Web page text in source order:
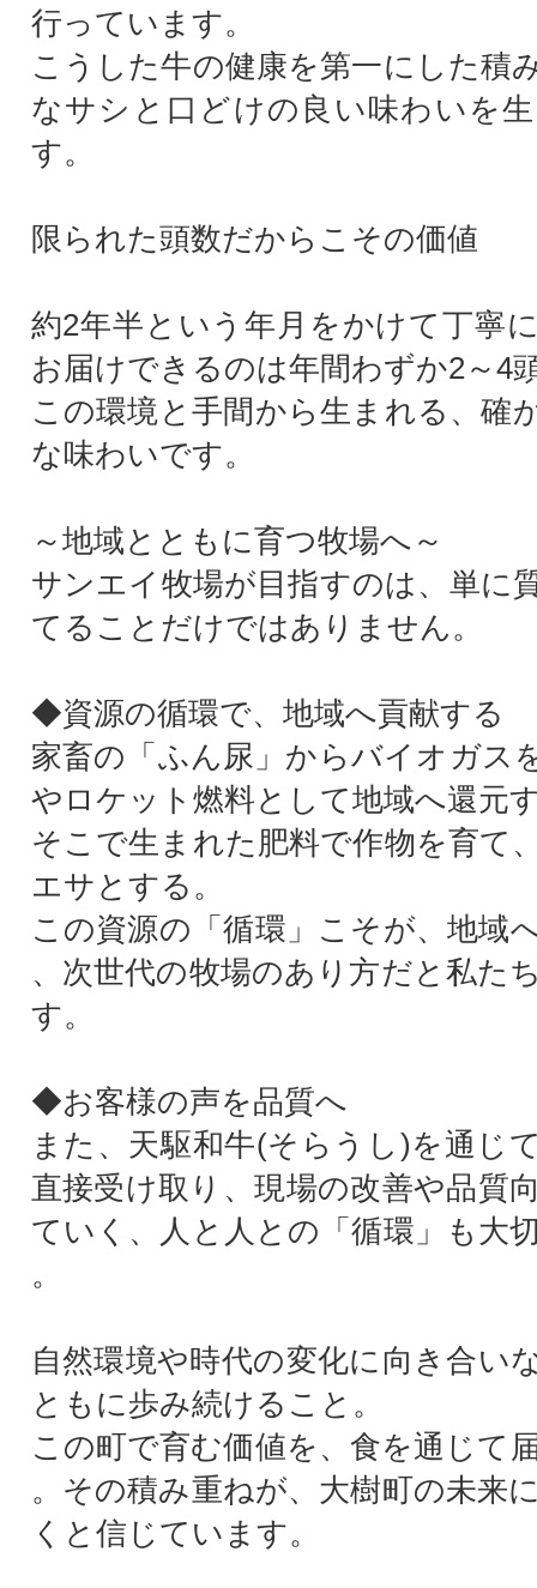
行っています。
こうした牛の健康を第一にした積
なサシと口どけの良い味わいを
す。
限られた頭数だからこその価値
約2年半という年月をかけて丁寧
お届けできるのは年間わずか2～4
この環境と手間から生まれる、確
な味わいです。
～地域とともに育つ牧場へ～
サンエイ牧場が目指すのは、単に
てることだけではありません。
◆資源の循環で、地域へ貢献する
家畜の「ふん尿」からバイオガス
やロケット燃料として地域へ還元
そこで生まれた肥料で作物を育て
エサとする。
この資源の「循環」こそが、地域
、次世代の牧場のあり方だと私た
す。
◆お客様の声を品質へ
また、天駆和牛(そらうし)を通じ
直接受け取り、現場の改善や品質
ていく、人と人との「循環」も大
。
自然環境や時代の変化に向き合い
ともに歩み続けること。
この町で育む価値を、食を通じて
。その積み重ねが、大樹町の未来
くと信じています。